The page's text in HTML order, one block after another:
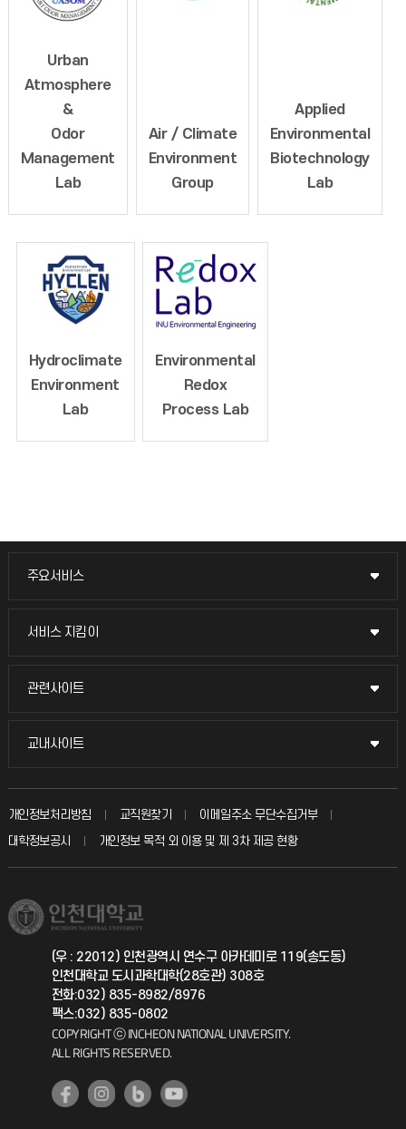
Urban
Atmosphere
&
Odor
Management
Lab
Air / Climate
Environment
Group
Applied
Environmental
Biotechnology
Lab
Hydroclimate
Environment
Lab
Environmental
Redox
Process Lab
주요서비스
주요서비스
교무회의방송
입학안내
취업정보(학생)
서비스 지킴이
서비스 지킴이
묻고 답하기
칭찬마당
학생서비스 지킴이
관련사이트
관련사이트
국방헬프콜
총동문회
교내사이트
교내사이트
교수회
교육혁신본부
국제지원과
공자아카데미
기초교육원
개인정보처리방침 교직원찾기
이메일주소 무단수집거부
대학정보공시
개인정보 목적 외 이용 및 제 3차 제공 현황
(우 : 22012) 인천광역시 연수구 아카데미로 119(송도동)
인천대학교 도시과학대학(28호관) 308호
전화:032) 835-8982/8976
팩스:032) 835-0802
COPYRIGHT ⓒ INCHEON NATIONAL UNIVERSITY.
ALL RIGHTS RESERVED.